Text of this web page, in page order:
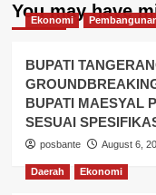
You may have
Ekonomi
BUPATI
BUPATI MAESYAL
SESUAI
posbante August 6,
Daerah Ekonomi